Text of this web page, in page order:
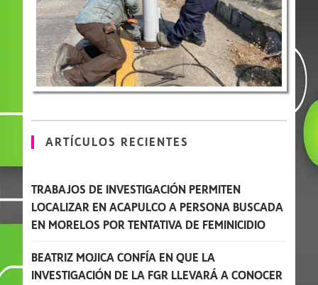
ARTÍCULOS RECIENTES
TRABAJOS DE INVESTIGACIÓN PERMITEN
LOCALIZAR EN ACAPULCO A PERSONA BUSCADA
EN MORELOS POR TENTATIVA DE FEMINICIDIO
BEATRIZ MOJICA CONFÍA EN QUE LA
INVESTIGACIÓN DE LA FGR LLEVARÁ A CONOCER